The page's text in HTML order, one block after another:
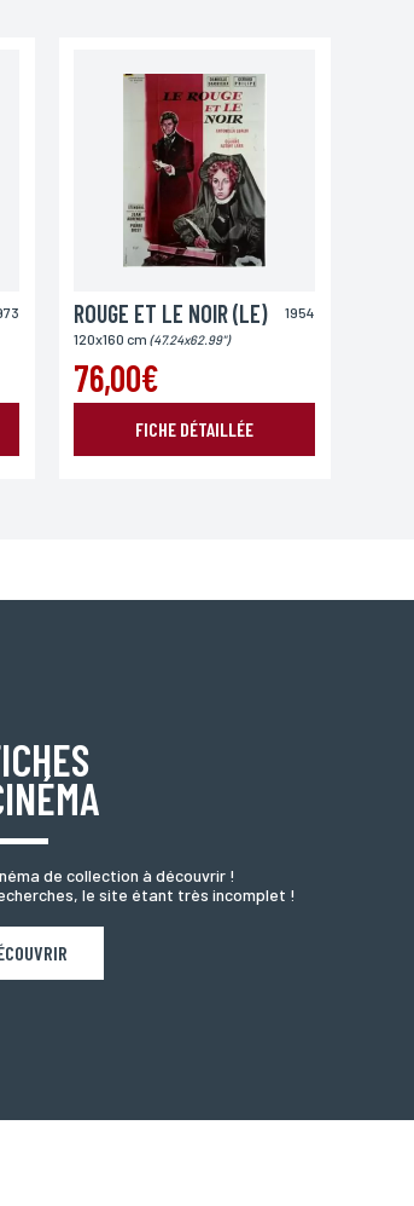
1954
ROUGE ET LE NOIR (LE)
120x160 cm (47.24x62.99")
76,00€
FICHE DÉTAILLÉE
de collection à découvrir !
le site étant très incomplet !